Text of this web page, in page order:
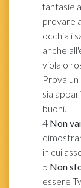
fantasie
provare
occhiali
anche
viola o
Prova
sia
buoni.
4 Non
in cui
5 Non
essere